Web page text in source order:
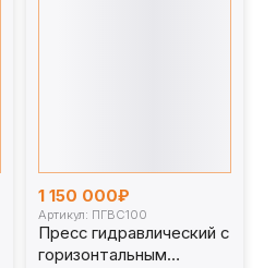
1 150 000₽
Артикул: ПГВС100
Пресс гидравлический с
горизонтальным